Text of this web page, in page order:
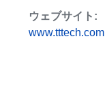
ウェブサイト:
www.tttech.com